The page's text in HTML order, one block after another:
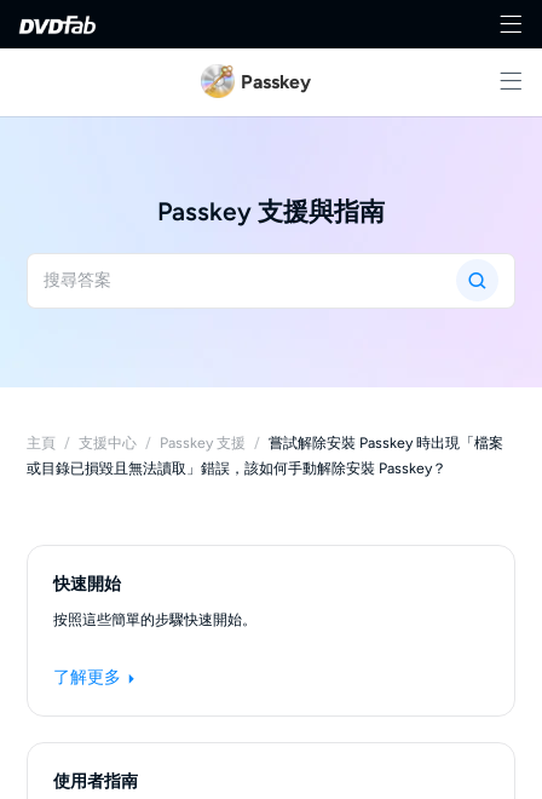
Passkey
Passkey 支援與指南
主頁 / 支援中心 / Passkey 支援 / 嘗試解除安裝 Passkey 時出現「檔案
或目錄已損毀且無法讀取」錯誤，該如何手動解除安裝 Passkey？
快速開始
按照這些簡單的步驟快速開始。
了解更多
使用者指南